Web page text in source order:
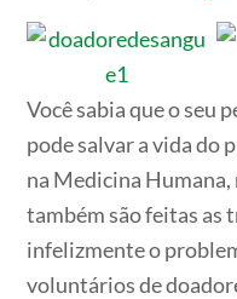
Você sabia que o seu
pode salvar a vida do
na Medicina
também são feitas as
infelizmente o
voluntários de